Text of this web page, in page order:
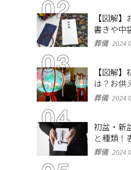
【図解
書きや中
ナーとよ
葬儀
【図解】
は？お供
ごとの違
葬儀
初盆・新
と種類！
方、お札
葬儀